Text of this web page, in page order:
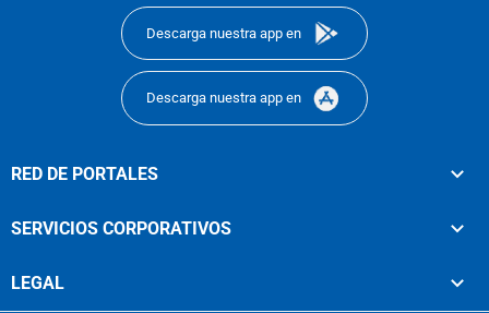
Descarga nuestra app en
Descarga nuestra app en
RED DE PORTALES
SERVICIOS CORPORATIVOS
LEGAL